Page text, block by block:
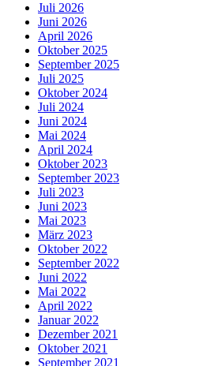
Juli 2026
Juni 2026
April 2026
Oktober 2025
September 2025
Juli 2025
Oktober 2024
Juli 2024
Juni 2024
Mai 2024
April 2024
Oktober 2023
September 2023
Juli 2023
Juni 2023
Mai 2023
März 2023
Oktober 2022
September 2022
Juni 2022
Mai 2022
April 2022
Januar 2022
Dezember 2021
Oktober 2021
September 2021